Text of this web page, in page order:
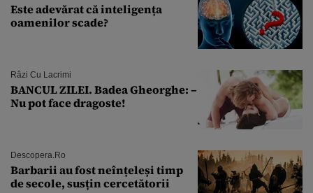
Este adevărat că inteligența
oamenilor scade?
Râzi Cu Lacrimi
BANCUL ZILEI. Badea Gheorghe: –
Nu pot face dragoste!
Descopera.ro
Barbarii au fost neînțeleși timp
de secole, susțin cercetătorii